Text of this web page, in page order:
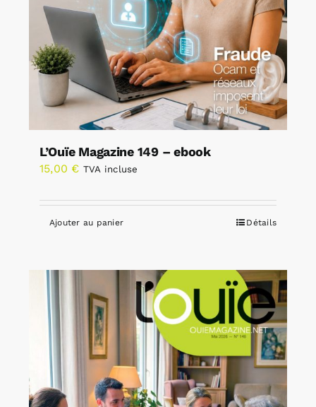
L’Ouïe Magazine 149 – ebook
15,00 € TVA incluse
Ajouter au panier Détails